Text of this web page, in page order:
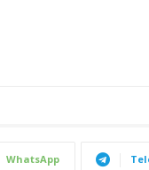
WhatsApp